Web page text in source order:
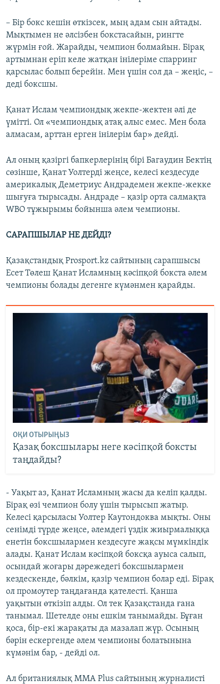
– Бір бокс кешін өткізсек, мың адам сын айтады.
Мықтымен не әлсізбен бокстасайын, рингте
жүрмін ғой. Жарайды, чемпион болмайын. Бірақ
артымнан еріп келе жатқан інілеріме спарринг
қарсылас болып берейін. Мен үшін сол да – жеңіс, –
деді боксшы.
Қанат Ислам чемпиондық жекпе-жектен әлі де
үмітті. Ол «чемпиондық атақ алыс емес. Мен бола
алмасам, арттан ерген інілерім бар» дейді.
Ал оның қазіргі бапкерлерінің бірі Багаудин Бектің
сөзінше, Қанат Уолтерді жеңсе, келесі кездесуде
америкалық Деметриус Андрадемен жекпе-жекке
шығуға тырысады. Андраде – қазір орта салмақта
WBO тұжырымы бойынша әлем чемпионы.
САРАПШЫЛАР НЕ ДЕЙДІ?
Қазақстандық Prosport.kz сайтының сарапшысы
Есет Төлеш Қанат Исламның кәсіпқой бокста әлем
чемпионы болады дегенге күмәнмен қарайды.
ОҚИ ОТЫРЫҢЫЗ
Қазақ боксшылары неге кәсіпқой боксты
таңдайды?
- Уақыт аз, Қанат Исламның жасы да келіп қалды.
Бірақ өзі чемпион болу үшін тырысып жатыр.
Келесі қарсыласы Уолтер Каутондоква мықты. Оны
сенімді түрде жеңсе, әлемдегі үздік жиырмалыққа
енетін боксшылармен кездесуге жақсы мүмкіндік
алады. Қанат Ислам кәсіпқой боксқа ауыса салып,
осындай жоғары дәрежедегі боксшылармен
кездескенде, бәлкім, қазір чемпион болар еді. Бірақ
ол промоутер таңдағанда қателесті. Қанша
уақытын өткізіп алды. Ол тек Қазақстанда ғана
танымал. Шетелде оны ешкім танымайды. Бұған
қоса, бір-екі жарақаты да мазалап жүр. Осының
бәрін ескергенде әлем чемпионы болатынына
күмәнім бар, - дейді ол.
Ал британиялық MMA Plus сайтының журналисті